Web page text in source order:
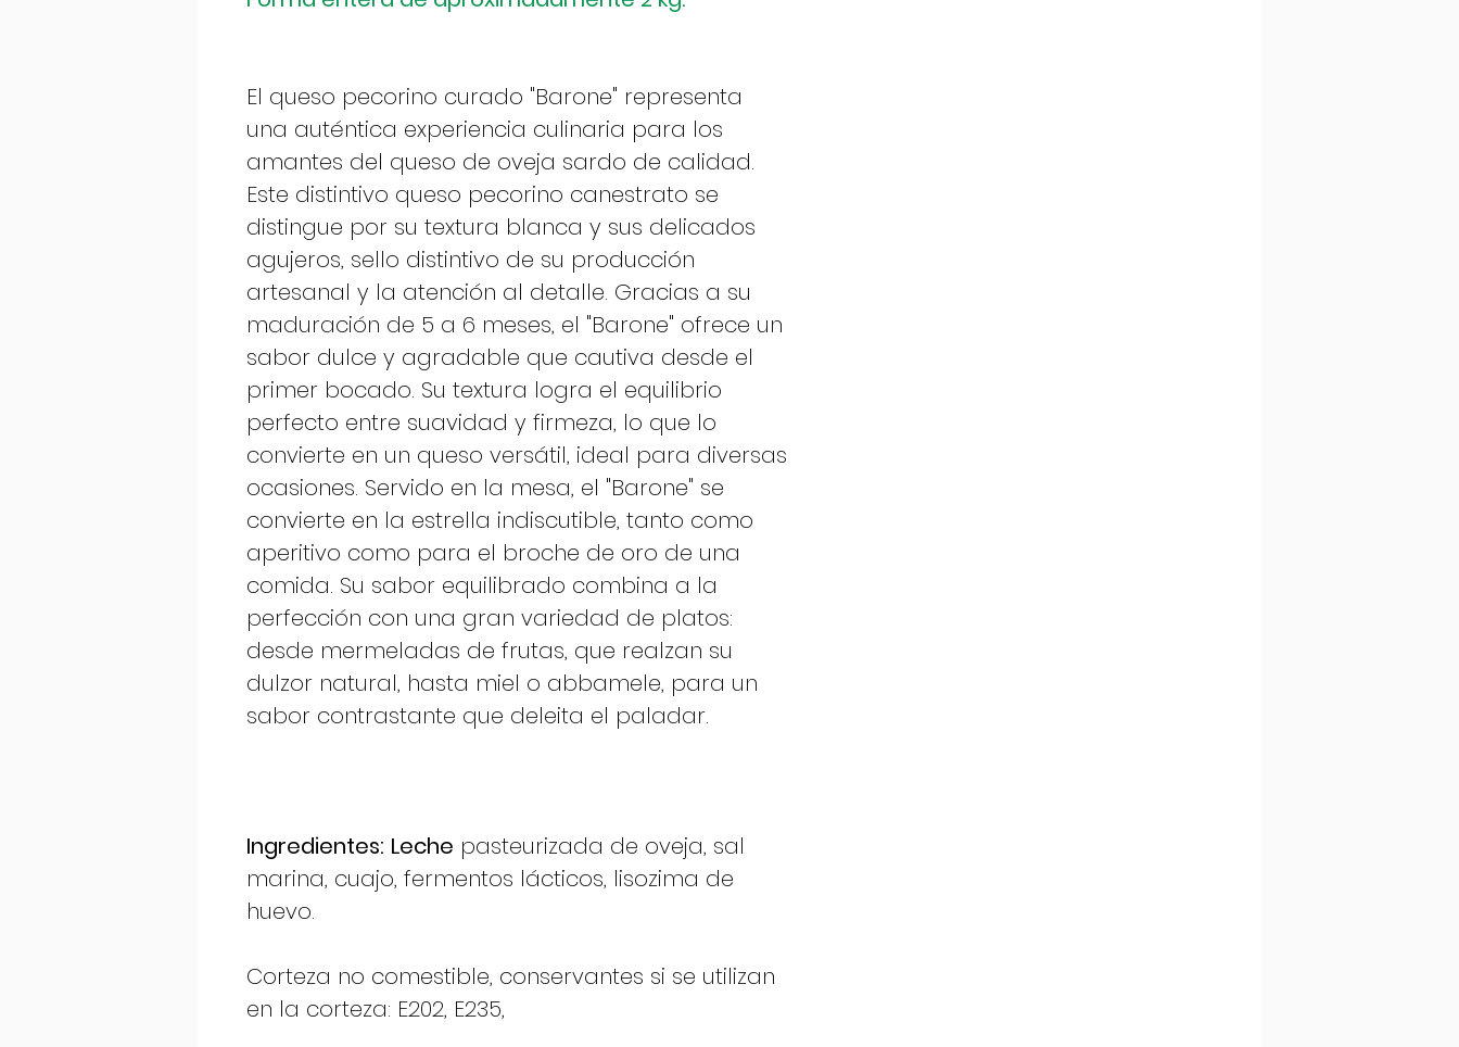
El queso pecorino curado "Barone" representa
una auténtica experiencia culinaria para los
amantes del queso de oveja sardo de calidad.
Este distintivo queso pecorino canestrato se
distingue por su textura blanca y sus delicados
agujeros, sello distintivo de su producción
artesanal y la atención al detalle. Gracias a su
maduración de 5 a 6 meses, el "Barone" ofrece un
sabor dulce y agradable que cautiva desde el
primer bocado. Su textura logra el equilibrio
perfecto entre suavidad y firmeza, lo que lo
convierte en un queso versátil, ideal para diversas
ocasiones. Servido en la mesa, el "Barone" se
convierte en la estrella indiscutible, tanto como
aperitivo como para el broche de oro de una
comida. Su sabor equilibrado combina a la
perfección con una gran variedad de platos:
desde mermeladas de frutas, que realzan su
dulzor natural, hasta miel o abbamele, para un
sabor contrastante que deleita el paladar.
Ingredientes: Leche pasteurizada de oveja, sal
marina, cuajo, fermentos lácticos, lisozima de
huevo.
Corteza no comestible, conservantes si se utilizan
en la corteza: E202, E235,